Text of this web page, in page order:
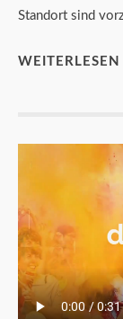
Standort sind
WEITERLESEN